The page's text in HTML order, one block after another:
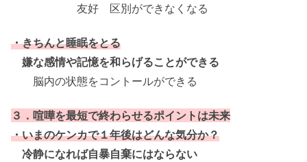
友好 区別ができなくなる
・きちんと睡眠をとる
嫌な感情や記憶を和らげることができる
脳内の状態をコントールができる
３．喧嘩を最短で終わらせるポイントは未来
・いまのケンカで１年後はどんな気分か？
冷静になれば自暴自棄にはならない